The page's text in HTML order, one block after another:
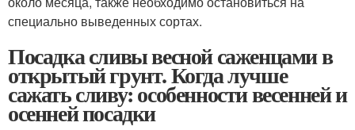
специально выведенных сортах.
Посадка сливы весной саженцами в
открытый грунт. Когда лучше
сажать сливу: особенности весенней и
осенней посадки